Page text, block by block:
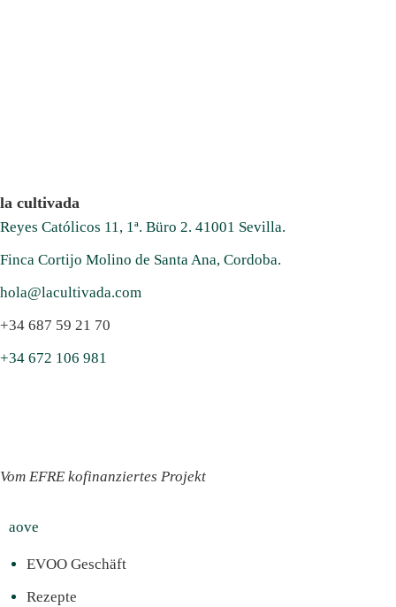
la cultivada
Reyes Católicos 11, 1ª. Büro 2. 41001 Sevilla.
Finca Cortijo Molino de Santa Ana, Cordoba.
hola@lacultivada.com
+34 687 59 21 70
+34 672 106 981
Vom EFRE kofinanziertes Projekt
aove
EVOO Geschäft
Rezepte